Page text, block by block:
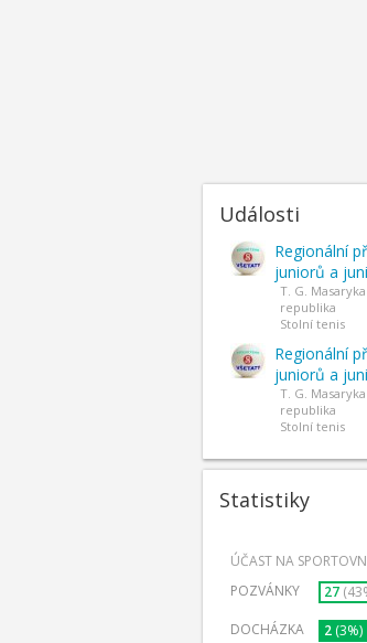
Události
Regionální
juniorů a
T. G.
republika
Stolní tenis
Regionální
juniorů a
T. G.
republika
Stolní tenis
Statistiky
ÚČAST NA
POZVÁNKY
27
DOCHÁZKA
2 (3%)